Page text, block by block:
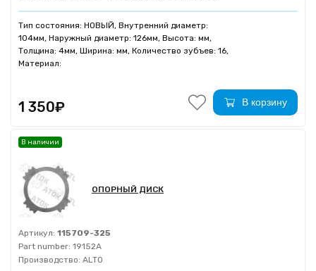
Тип состояния: НОВЫЙ, Внутренний диаметр:
104мм, Наружный диаметр: 126мм, Высота: мм,
Толщина: 4мм, Ширина: мм, Количество зубъев: 16,
Материал:
1 350₽ В корзину
ОПОРНЫЙ ДИСК
Артикул: 115709-325
Part number: 19152A
Производство: ALTO
В наличии